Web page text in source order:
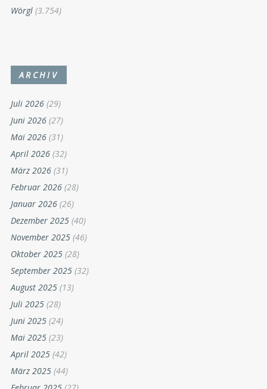
Wörgl (3.754)
ARCHIV
Juli 2026 (29)
Juni 2026 (27)
Mai 2026 (31)
April 2026 (32)
März 2026 (31)
Februar 2026 (28)
Januar 2026 (26)
Dezember 2025 (40)
November 2025 (46)
Oktober 2025 (28)
September 2025 (32)
August 2025 (13)
Juli 2025 (28)
Juni 2025 (24)
Mai 2025 (23)
April 2025 (42)
März 2025 (44)